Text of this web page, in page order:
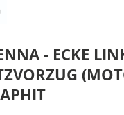
- ECKE